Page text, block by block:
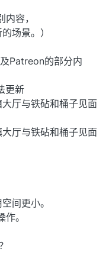
容，
场景。）
Patreon的部分内
更新
厅与铁砧和桶子见面
厅与铁砧和桶子见面
间更小。
。